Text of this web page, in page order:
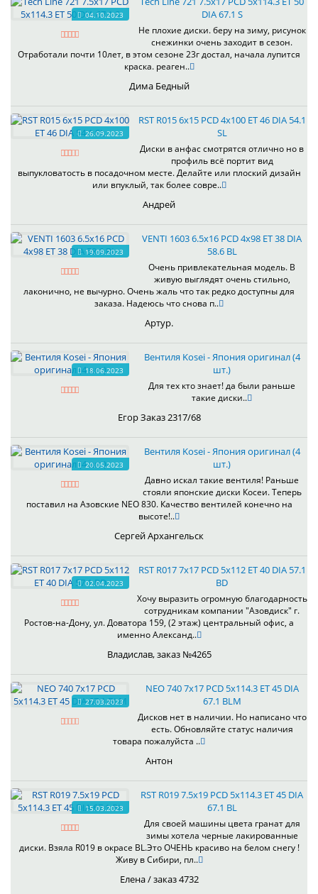
04.10.2023
DIA 67.1 S
Не плохие диски. беру на зиму, рисунок
снежинки очень заходит в сезон.
Отработали почти 10лет, в этом сезоне 23г достал, начала лупится
краска. реаген..
Дима Бедный
26.09.2023
RST R015 6x15 PCD 4x100 ET 46 DIA 54.1
SL
Диски в анфас смотрятся отлично но в
профиль всё портит вид
выпукловатость в посадочном месте. Делайте или плоский дизайн
или впуклый, так более совре..
Андрей
19.09.2023
VENTI 1603 6.5x16 PCD 4x98 ET 38 DIA
58.6 BL
Очень привлекательная модель. В
живую выглядят очень стильно,
лаконично, не вычурно. Очень жаль что так редко доступны для
заказа. Надеюсь что снова п..
Артур.
18.06.2023
Вентиля Kosei - Япония оригинал (4
шт.)
Для тех кто знает! да были раньше
такие диски..
Егор Заказ 2317/68
20.05.2023
Вентиля Kosei - Япония оригинал (4
шт.)
Давно искал такие вентиля! Раньше
стояли японские диски Косеи. Теперь
поставил на Азовские NEO 830. Качество вентилей конечно на
высоте!..
Сергей Архангельск
02.04.2023
RST R017 7x17 PCD 5x112 ET 40 DIA 57.1
BD
Хочу выразить огромную благодарность
сотрудникам компании "Азовдиск" г.
Ростов-на-Дону, ул. Доватора 159, (2 этаж) центральный офис, а
именно Александ..
Владислав, заказ №4265
27.03.2023
NEO 740 7x17 PCD 5x114.3 ET 45 DIA
67.1 BLM
Дисков нет в наличии. Но написано что
есть. Обновляйте статус наличия
товара пожалуйста ..
Антон
15.03.2023
RST R019 7.5x19 PCD 5x114.3 ET 45 DIA
67.1 BL
Для своей машины цвета гранат для
зимы хотела черные лакированные
диски. Взяла R019 в окрасе BL.Это ОЧЕНЬ красиво на белом снегу !
Живу в Сибири, пл..
Елена / заказ 4732